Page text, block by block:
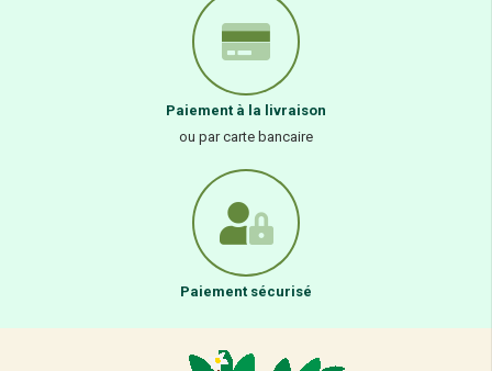
Paiement à la livraison
ou par carte bancaire
Paiement sécurisé